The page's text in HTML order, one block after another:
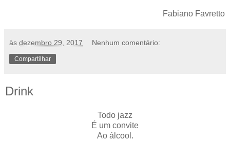
Fabiano Favretto
às dezembro 29, 2017 Nenhum comentário:
Compartilhar
Drink
Todo jazz
É um convite
Ao álcool.